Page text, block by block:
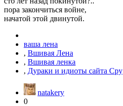
пора закончиться войне,
начатой этой двинутой.
ваша лена
, Вшивая Лена
, Вшивая ленка
, Дураки и идиоты сайта Сру
natakery
0